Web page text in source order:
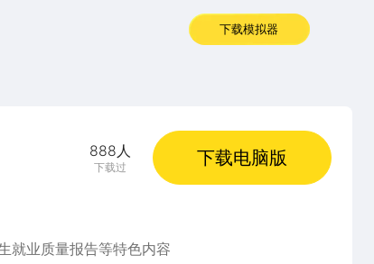
下载模拟器
888人
下载过 下载电脑版
就业质量报告等特色内容